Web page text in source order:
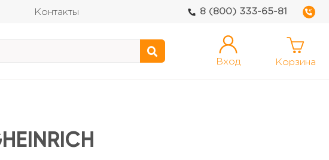
Контакты 8 (800) 333-65-81
Вход Корзина